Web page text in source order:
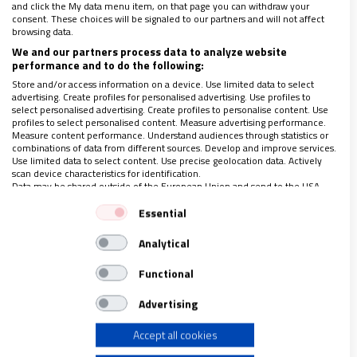
empresa.
Una vez realizada la consignación
enviar el formato de
empresarialdeBancolombiaal fax
(57-1) 5953340 (Bogotá) o al correo
electrónicovidanuevacol@ppc-
editorial.com
Puede enviarlo también a la siguiente
dirección: Carrera 85 K # 46 A – 66,
oficina 502, Complejo Logístico San
Cayetano, Bogotá - Colombia
¿Cómo conoció nuestra revista?
and click the My data menu item, on that page you can withdraw your
consent. These choices will be signaled to our partners and will not affect
browsing data.
We and our partners process data to analyze website
performance and to do the following:
Store and/or access information on a device. Use limited data to select
advertising. Create profiles for personalised advertising. Use profiles to
select personalised advertising. Create profiles to personalise content. Use
profiles to select personalised content. Measure advertising performance.
Measure content performance. Understand audiences through statistics or
combinations of data from different sources. Develop and improve services.
Use limited data to select content. Use precise geolocation data. Actively
scan device characteristics for identification.
Data may be shared outside of the European Union and send to the USA.
Your consent and the cookie policy applies solely to this website/app.
View Partner List (1 IAB Vendors)
We use your data for the following purposes:
IAB processing purposes:
Use limited data to select advertising
Essential
Analytical
Functional
Advertising
Accept all cookies